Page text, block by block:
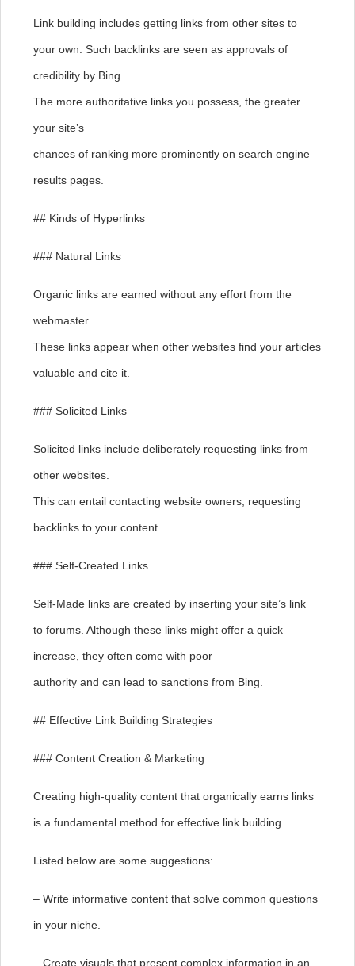
Link building includes getting links from other sites to
your own. Such backlinks are seen as approvals of
credibility by Bing.
The more authoritative links you possess, the greater
your site’s
chances of ranking more prominently on search engine
results pages.
## Kinds of Hyperlinks
### Natural Links
Organic links are earned without any effort from the
webmaster.
These links appear when other websites find your articles
valuable and cite it.
### Solicited Links
Solicited links include deliberately requesting links from
other websites.
This can entail contacting website owners, requesting
backlinks to your content.
### Self-Created Links
Self-Made links are created by inserting your site’s link
to forums. Although these links might offer a quick
increase, they often come with poor
authority and can lead to sanctions from Bing.
## Effective Link Building Strategies
### Content Creation & Marketing
Creating high-quality content that organically earns links
is a fundamental method for effective link building.
Listed below are some suggestions:
– Write informative content that solve common questions
in your niche.
– Create visuals that present complex information in an